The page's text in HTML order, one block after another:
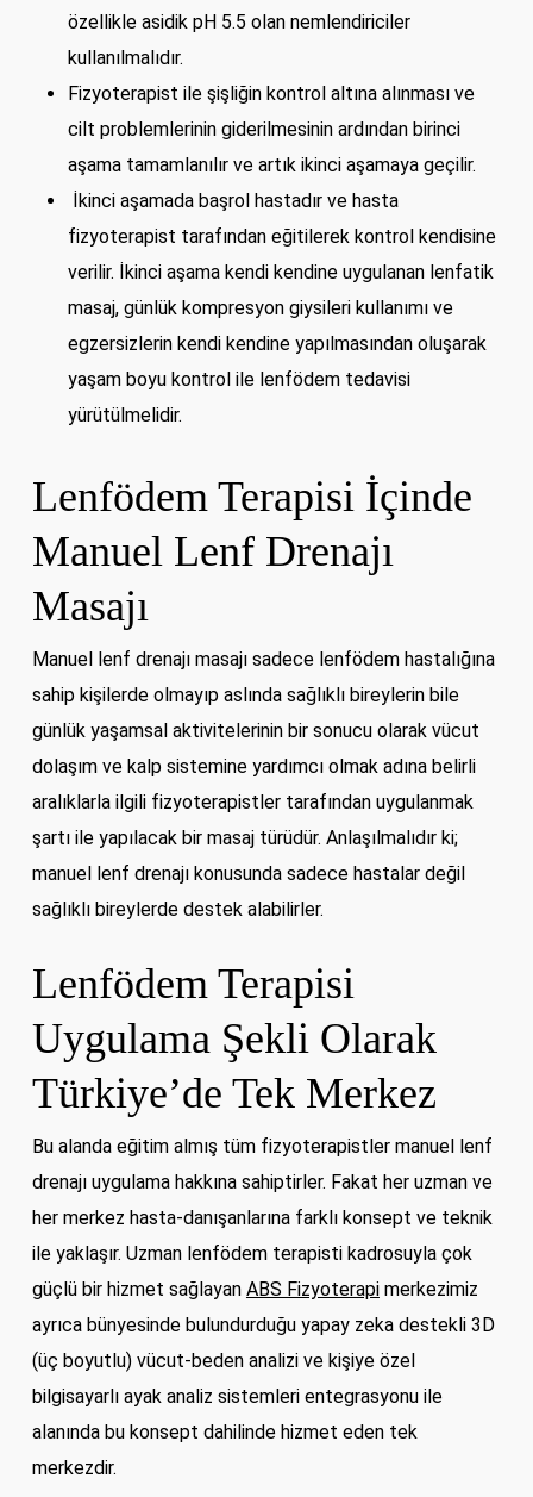
özellikle asidik pH 5.5 olan nemlendiriciler
kullanılmalıdır.
Fizyoterapist ile şişliğin kontrol altına alınması ve
cilt problemlerinin giderilmesinin ardından birinci
aşama tamamlanılır ve artık ikinci aşamaya geçilir.
İkinci aşamada başrol hastadır ve hasta
fizyoterapist tarafından eğitilerek kontrol kendisine
verilir. İkinci aşama kendi kendine uygulanan lenfatik
masaj, günlük kompresyon giysileri kullanımı ve
egzersizlerin kendi kendine yapılmasından oluşarak
yaşam boyu kontrol ile lenfödem tedavisi
yürütülmelidir.
Lenfödem Terapisi İçinde
Manuel Lenf Drenajı
Masajı
Manuel lenf drenajı masajı sadece lenfödem hastalığına
sahip kişilerde olmayıp aslında sağlıklı bireylerin bile
günlük yaşamsal aktivitelerinin bir sonucu olarak vücut
dolaşım ve kalp sistemine yardımcı olmak adına belirli
aralıklarla ilgili fizyoterapistler tarafından uygulanmak
şartı ile yapılacak bir masaj türüdür. Anlaşılmalıdır ki;
manuel lenf drenajı konusunda sadece hastalar değil
sağlıklı bireylerde destek alabilirler.
Lenfödem Terapisi
Uygulama Şekli Olarak
Türkiye’de Tek Merkez
Bu alanda eğitim almış tüm fizyoterapistler manuel lenf
drenajı uygulama hakkına sahiptirler. Fakat her uzman ve
her merkez hasta-danışanlarına farklı konsept ve teknik
ile yaklaşır. Uzman lenfödem terapisti kadrosuyla çok
güçlü bir hizmet sağlayan ABS Fizyoterapimerkezimiz
ayrıca bünyesinde bulundurduğu yapay zeka destekli 3D
(üç boyutlu) vücut-beden analizi ve kişiye özel
bilgisayarlı ayak analiz sistemleri entegrasyonu ile
alanında bu konsept dahilinde hizmet eden tek
merkezdir.